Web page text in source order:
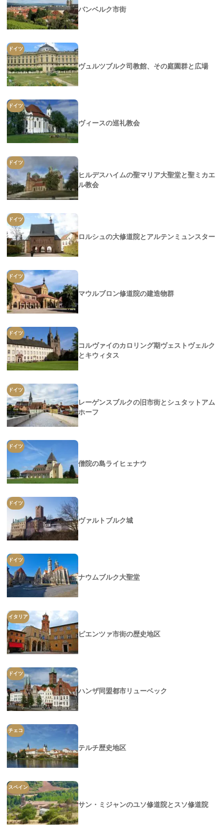
バンベルク市街
ドイツ
ヴュルツブルク司教館、その庭園群と広場
ドイツ
ヴィースの巡礼教会
ドイツ
ヒルデスハイムの聖マリア大聖堂と聖ミカエ
ル教会
ドイツ
ロルシュの大修道院とアルテンミュンスター
ドイツ
マウルブロン修道院の建造物群
ドイツ
コルヴァイのカロリング期ヴェストヴェルク
とキウィタス
ドイツ
レーゲンスブルクの旧市街とシュタットアム
ホーフ
ドイツ
僧院の島ライヒェナウ
ドイツ
ヴァルトブルク城
ドイツ
ナウムブルク大聖堂
イタリア
ピエンツァ市街の歴史地区
ドイツ
ハンザ同盟都市リューベック
チェコ
テルチ歴史地区
スペイン
サン・ミジャンのユソ修道院とスソ修道院